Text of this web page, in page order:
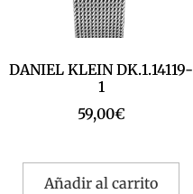
DANIEL KLEIN DK.1.14119-
1
59,00€
Añadir al carrito